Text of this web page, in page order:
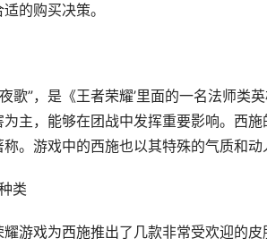
的购买决策。
歌”，是《王者荣耀’里面的一名法师
主，能够在团战中发挥重要影响。西
。游戏中的西施也以其特殊的气质和动
类
游戏为西施推出了几款非常受欢迎的皮